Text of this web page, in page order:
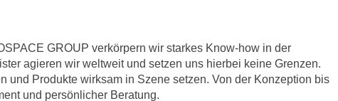
GROUP verkörpern wir starkes Know-how in der
agieren wir weltweit und setzen uns hierbei keine Grenzen.
und Produkte wirksam in Szene setzen. Von der Konzeption bis
und persönlicher Beratung.